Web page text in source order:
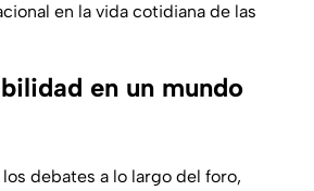
en la vida cotidiana de las
en un mundo
debates a lo largo del foro,